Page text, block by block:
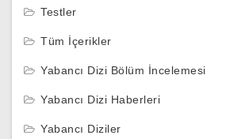
Testler
Tüm İçerikler
Yabancı Dizi Bölüm İncelemesi
Yabancı Dizi Haberleri
Yabancı Diziler